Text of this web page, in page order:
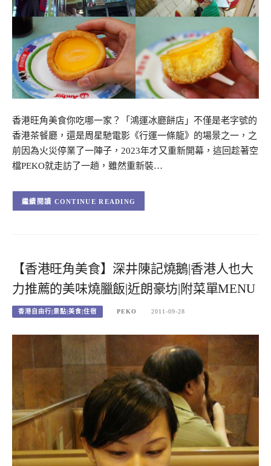
香港旺角美食你吃哪一家？「鴻運冰廳餅店」不僅是老字號的
香港茶餐廳，還是周星馳電影《行運一條龍》的場景之一，之
前因為火災停業了一陣子，2023年才又重新開幕，這回趁著空
檔PEKO就走訪了一趟，雖然重新裝…
CONTINUE READING
【香港旺角美食】深井陳記燒鵝|香港人也大
力推薦的美味燒臘飯|近朗豪坊|附菜單MENU
香港自由行|景點|美食|住宿 PEKO 2011-09-28